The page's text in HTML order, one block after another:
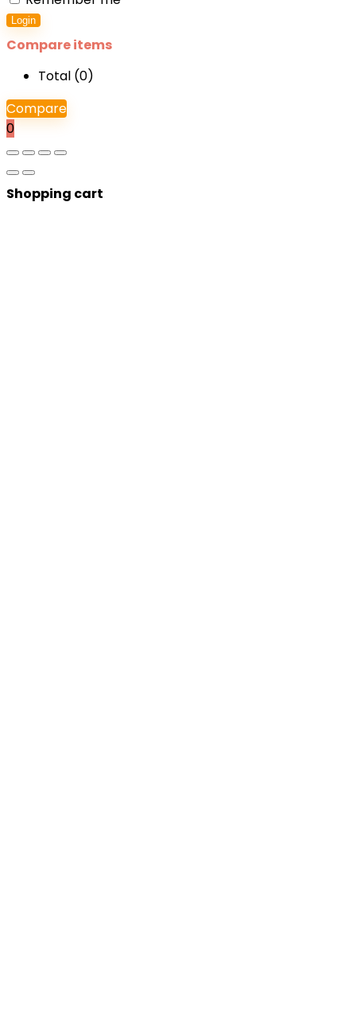
Login
Compare items
Total (0)
Compare
0
Shopping cart